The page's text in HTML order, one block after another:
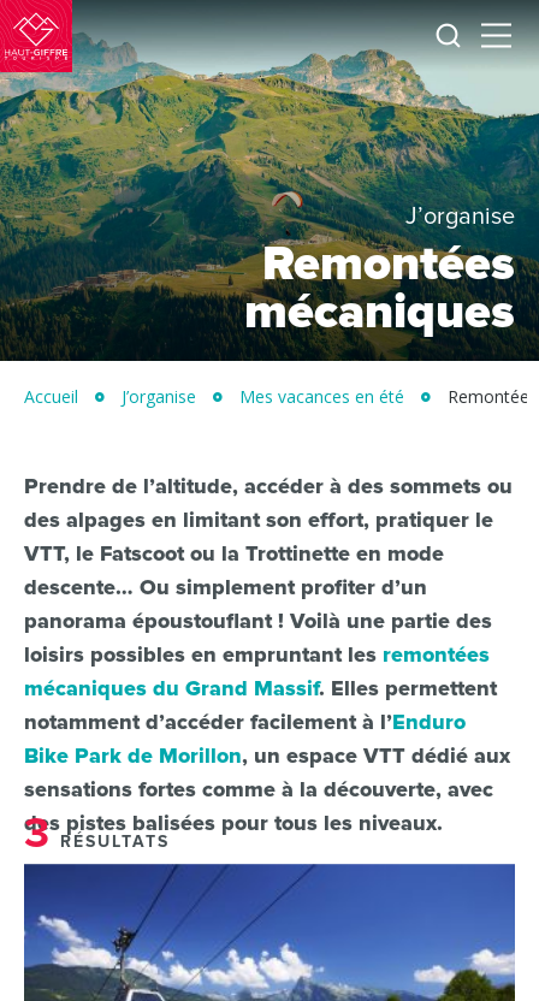
Haut-
Giffre
Tourisme
Je
Menu
J’organise
Remontées
mécaniques
Accueil J’organise Mes vacances en été
Prendre de l’altitude, accéder à des sommets ou
des alpages en limitant son effort, pratiquer le
VTT, le Fatscoot ou la Trottinette en mode
descente… Ou simplement profiter d’un
panorama époustouflant ! Voilà une partie des
loisirs possibles en empruntant les remontées
mécaniques du Grand Massif. Elles permettent
notamment d’accéder facilement à l’Enduro
Bike Park de Morillon, un espace VTT dédié aux
sensations fortes comme à la découverte, avec
des pistes balisées pour tous les niveaux.
3 RÉSULTATS